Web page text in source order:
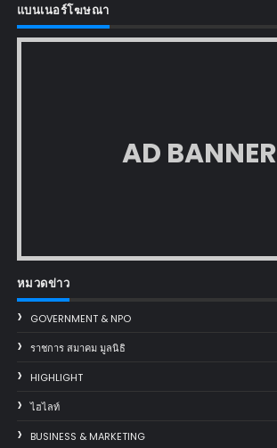
แบนเนอร์โฆษณา
AD BANNER
หมวดข่าว
GOVERNMENT & NPO
ราชการ สมาคม มูลนิธิ
HIGHLIGHT
ไฮไลท์
BUSINESS & MARKETING